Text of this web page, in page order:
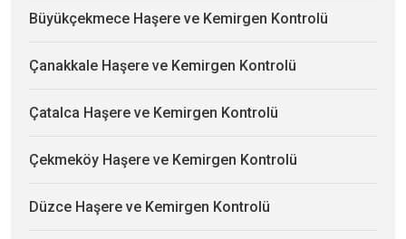
Büyükçekmece Haşere ve Kemirgen Kontrolü
Çanakkale Haşere ve Kemirgen Kontrolü
Çatalca Haşere ve Kemirgen Kontrolü
Çekmeköy Haşere ve Kemirgen Kontrolü
Düzce Haşere ve Kemirgen Kontrolü